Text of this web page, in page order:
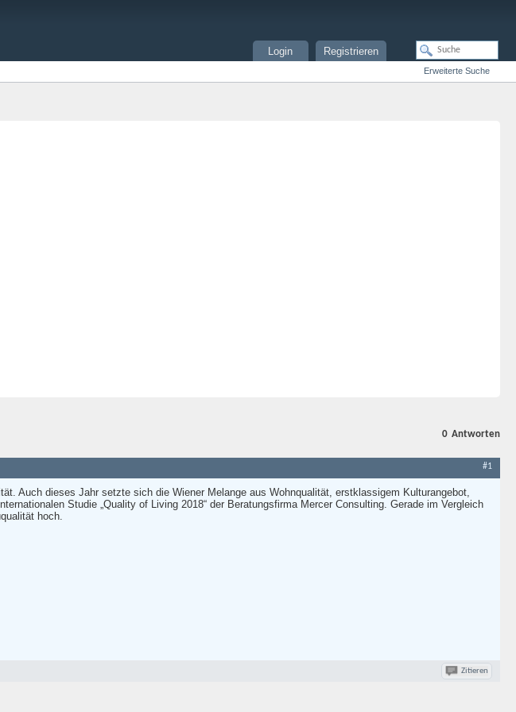
Registrieren
Login
Erweiterte Suche
0 Antworten
#1
Auch dieses Jahr setzte sich die Wiener Melange aus Wohnqualität, erstklassigem Kulturangebot,
Studie „Quality of Living 2018“ der Beratungsfirma Mercer Consulting. Gerade im Vergleich
hoch.
Zitieren